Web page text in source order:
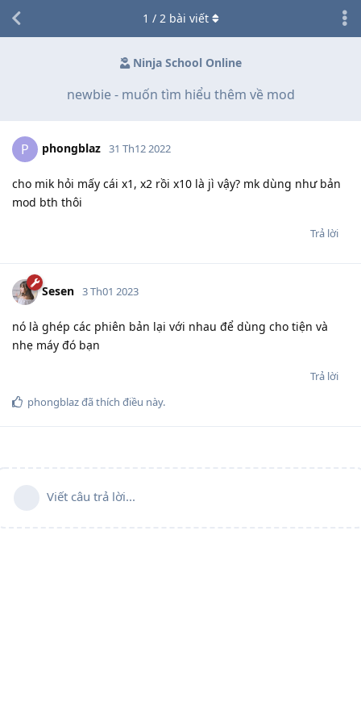
Ninja School Online
newbie - muốn tìm hiểu thêm về mod
1 / 2bài viết
P phongblaz 31 Th12 2022
cho mik hỏi mấy cái x1, x2 rồi x10 là jì vậy? mk dùng như bản
mod bth thôi
Trả lời
Sesen 3 Th01 2023
nó là ghép các phiên bản lại với nhau để dùng cho tiện và
nhẹ máy đó bạn
Trả lời
phongblazđã thích điều này.
Viết câu trả lời...